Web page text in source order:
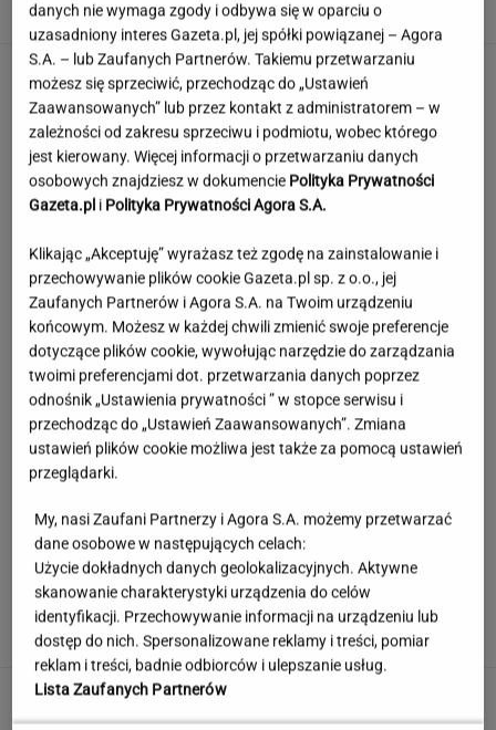
TOMASZ OKUROWSKI
Rolnik zaorał nowy asfalt za 400 tys. zł.
Wcześniej rozwalał krawężniki
Łukaszenka odpowie za współudział w
rosyjskiej agresji? "Mamy dowody"
Takiego meczu Świątek nie miała
od dawna. Sukces większy niż się wydaje
danych nie wymaga zgody i odbywa się w oparciu o
uzasadniony interes Gazeta.pl, jej spółki powiązanej – Agora
S.A. – lub Zaufanych Partnerów. Takiemu przetwarzaniu
możesz się sprzeciwić, przechodząc do „Ustawień
Zaawansowanych” lub przez kontakt z administratorem – w
zależności od zakresu sprzeciwu i podmiotu, wobec którego
jest kierowany. Więcej informacji o przetwarzaniu danych
osobowych znajdziesz w dokumencie Polityka Prywatności
Gazeta.pl i Polityka Prywatności Agora S.A.
Klikając „Akceptuję” wyrażasz też zgodę na zainstalowanie i
przechowywanie plików cookie Gazeta.pl sp. z o.o., jej
Zaufanych Partnerów i Agora S.A. na Twoim urządzeniu
końcowym. Możesz w każdej chwili zmienić swoje preferencje
dotyczące plików cookie, wywołując narzędzie do zarządzania
twoimi preferencjami dot. przetwarzania danych poprzez
odnośnik „Ustawienia prywatności ” w stopce serwisu i
przechodząc do „Ustawień Zaawansowanych”. Zmiana
ustawień plików cookie możliwa jest także za pomocą ustawień
przeglądarki.
My, nasi Zaufani Partnerzy i Agora S.A. możemy przetwarzać
dane osobowe w następujących celach:
Użycie dokładnych danych geolokalizacyjnych. Aktywne
skanowanie charakterystyki urządzenia do celów
identyfikacji. Przechowywanie informacji na urządzeniu lub
dostęp do nich. Spersonalizowane reklamy i treści, pomiar
reklam i treści, badnie odbiorców i ulepszanie usług.
Lista Zaufanych Partnerów